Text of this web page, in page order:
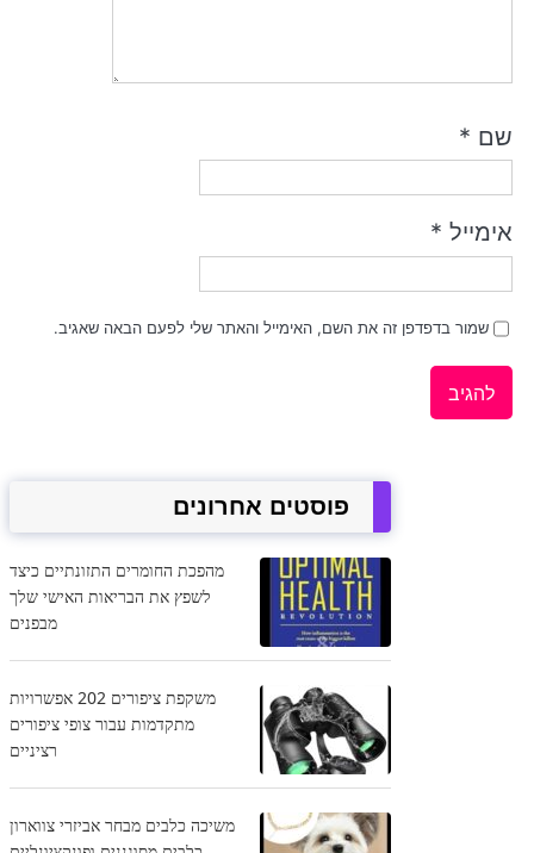
שם *
אימייל *
שמור בדפדפן זה את השם, האימייל והאתר שלי לפעם הבאה שאגיב.
פוסטים אחרונים
מהפכת החומרים התזונתיים כיצד
לשפץ את הבריאות האישי שלך
מבפנים
משקפת ציפורים 202 אפשרויות
מתקדמות עבור צופי ציפורים
רציניים
משיכה כלבים מבחר אביזרי צווארון